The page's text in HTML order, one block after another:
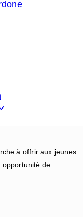
à offrir aux jeunes
opportunité de